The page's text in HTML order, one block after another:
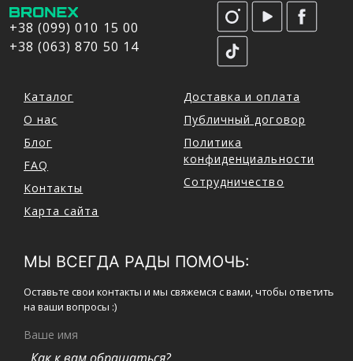
+38 (099) 010 15 00
+38 (063) 870 50 14
Каталог
О нас
Блог
FAQ
Контакты
Карта сайта
Доставка и оплата
Публичный договор
Политика
конфиденциальности
Сотрудничество
МЫ ВСЕГДА РАДЫ ПОМОЧЬ:
Оставьте свои контакты и мы свяжемся с вами, чтобы ответить
на ваши вопросы :)
Ваше имя